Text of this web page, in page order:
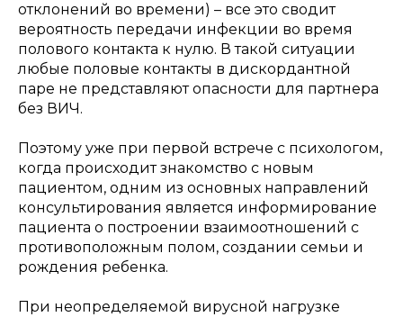
отклонений во времени) – все это сводит
вероятность передачи инфекции во время
полового контакта к нулю. В такой ситуации
любые половые контакты в дискордантной
паре не представляют опасности для партнера
без ВИЧ.
Поэтому уже при первой встрече с психологом,
когда происходит знакомство с новым
пациентом, одним из основных направлений
консультирования является информирование
пациента о построении взаимоотношений с
противоположным полом, создании семьи и
рождения ребенка.
При неопределяемой вирусной нагрузке